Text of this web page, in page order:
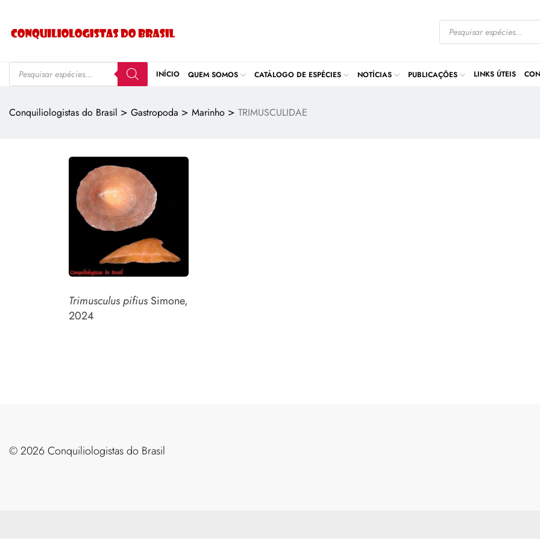
INÍCIO QUEM SOMOS CATÁLOGO DE ESPÉCIES NOTÍCIAS PUBLICAÇÕES LINKS ÚTEIS
Conquiliologistas do Brasil > Gastropoda > Marinho > TRIMUSCULIDAE
Trimusculus pifius Simone,
2024
©️ 2026 Conquiliologistas do Brasil